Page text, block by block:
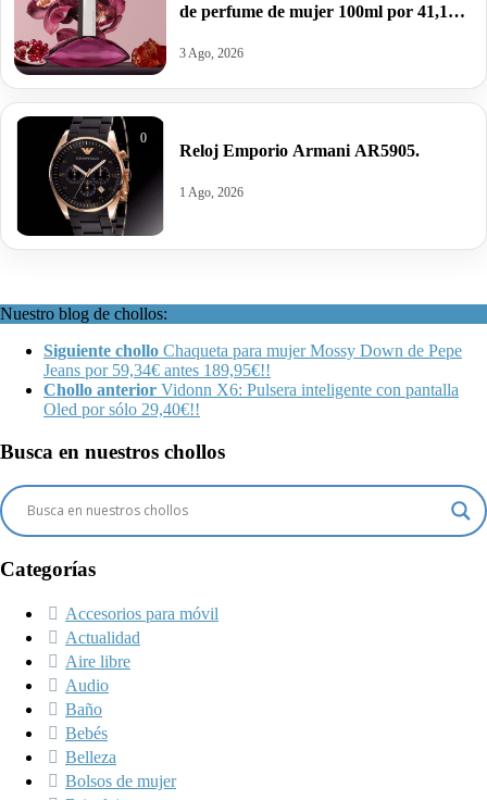
de perfume de mujer 100ml por 41,12€
3 Ago, 2026
0
Reloj Emporio Armani AR5905.
1 Ago, 2026
Nuestro blog de chollos:
Siguiente chollo Chaqueta para mujer Mossy Down de Pepe
Jeans por 59,34€ antes 189,95€!!
Chollo anterior Vidonn X6: Pulsera inteligente con pantalla
Oled por sólo 29,40€!!
Busca en nuestros chollos
Categorías
Accesorios para móvil
Actualidad
Aire libre
Audio
Baño
Bebés
Belleza
Bolsos de mujer